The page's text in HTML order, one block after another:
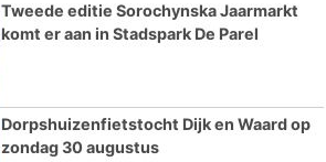
Tweede editie Sorochynska Jaarmarkt
komt er aan in Stadspark De Parel
Dorpshuizenfietstocht Dijk en Waard op
zondag 30 augustus